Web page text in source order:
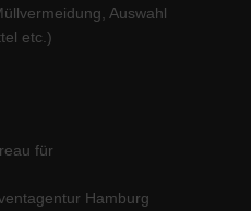
Auswahl
etc.)
für
Hamburg